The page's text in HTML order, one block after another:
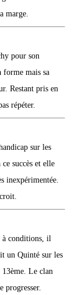
marge.
pour son
forme mais sa
Restant pris en
répéter.
sur les
succès et elle
inexpérimentée.
à conditions, il
un Quinté sur les
Le clan
progresser.